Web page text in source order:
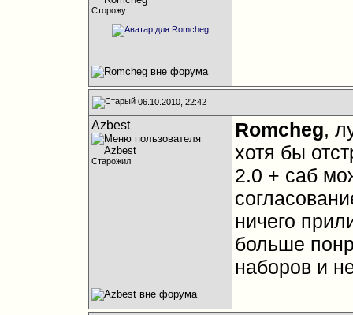
Сторожу...
06.10.2010, 22:42
Azbest
Старожил
Romcheg,
хотя бы
2.0 + саб
ничего
больше
наборов и